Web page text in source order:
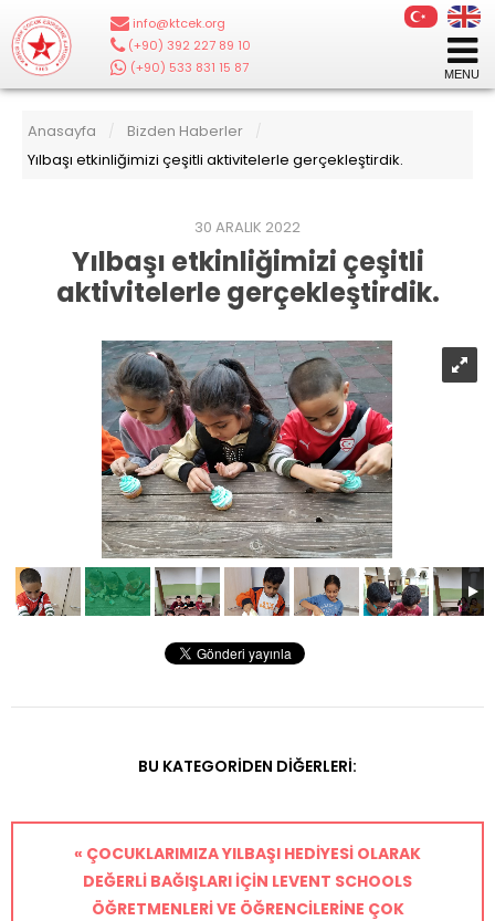
info@ktcek.org
(+90) 392 227 89 10
(+90) 533 831 15 87
Anasayfa / Bizden Haberler /
Yılbaşı etkinliğimizi çeşitli aktivitelerle gerçekleştirdik.
30 ARALIK 2022
Yılbaşı etkinliğimizi çeşitli
aktivitelerle gerçekleştirdik.
BU KATEGORIDEN DIĞERLERI:
« ÇOCUKLARIMIZA YILBAŞI HEDIYESI OLARAK
DEĞERLI BAĞIŞLARI IÇIN LEVENT SCHOOLS
ÖĞRETMENLERI VE ÖĞRENCILERINE ÇOK